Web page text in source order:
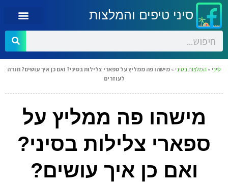
סיני טיפים והמלצות
סיני » המלצות בסיני » מישהו פה ממליץ על ספארי צלילות בסיני? ואם כן איך עושים? תודה
לעוזרים
מישהו פה ממליץ על
ספארי צלילות בסיני?
ואם כן איך עושים?